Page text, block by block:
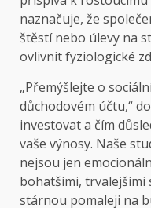
naznačuje, že
štěstí nebo úlevy na
ovlivnit fyziologické
„Přemýšlejte o
důchodovém účtu,“
investovat a čím
vaše výnosy. Naše
nejsou jen
bohatšími, trvalejšími
stárnou pomaleji na